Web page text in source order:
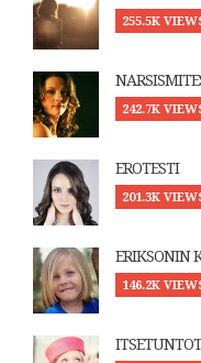
255.5K
242.7K
EROTESTI
201.3K
ERIKSONIN
146.2K